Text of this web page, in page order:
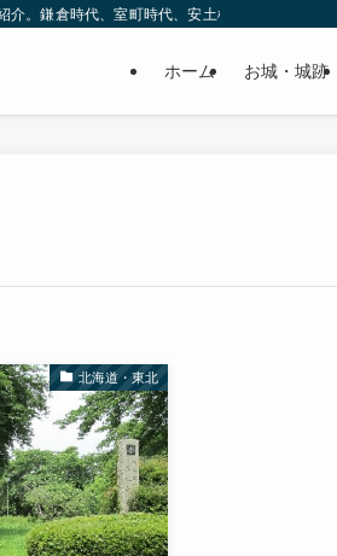
。鎌倉時代、室町時代、安土桃山時代（戦国
ホーム お城・城跡
北海道・東北